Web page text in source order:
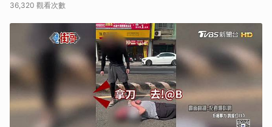
36,320 觀看次數